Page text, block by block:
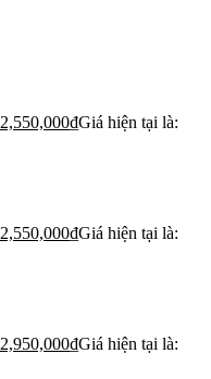
2,550,000₫Giá hiện tại là:
2,550,000₫Giá hiện tại là:
2,950,000₫Giá hiện tại là: